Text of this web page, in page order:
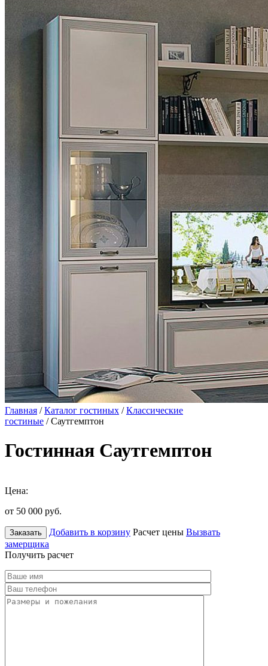
Главная /Каталог гостиных /Классические
гостиные / Саутгемптон
Гостинная Саутгемптон
Цена:
от 50 000 руб.
Заказать Добавить в корзину Расчет цены Вызвать
замерщика
Получить расчет